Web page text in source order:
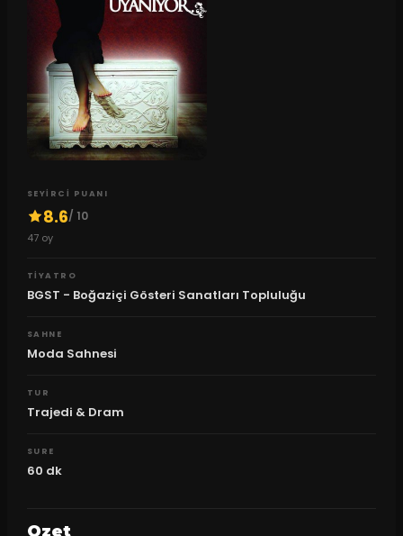
SEYIRCI PUANI
8.6/ 10
47oy
TIYATRO
BGST - Boğaziçi Gösteri Sanatları Topluluğu
SAHNE
Moda Sahnesi
TUR
Trajedi & Dram
SURE
60 dk
Ozet